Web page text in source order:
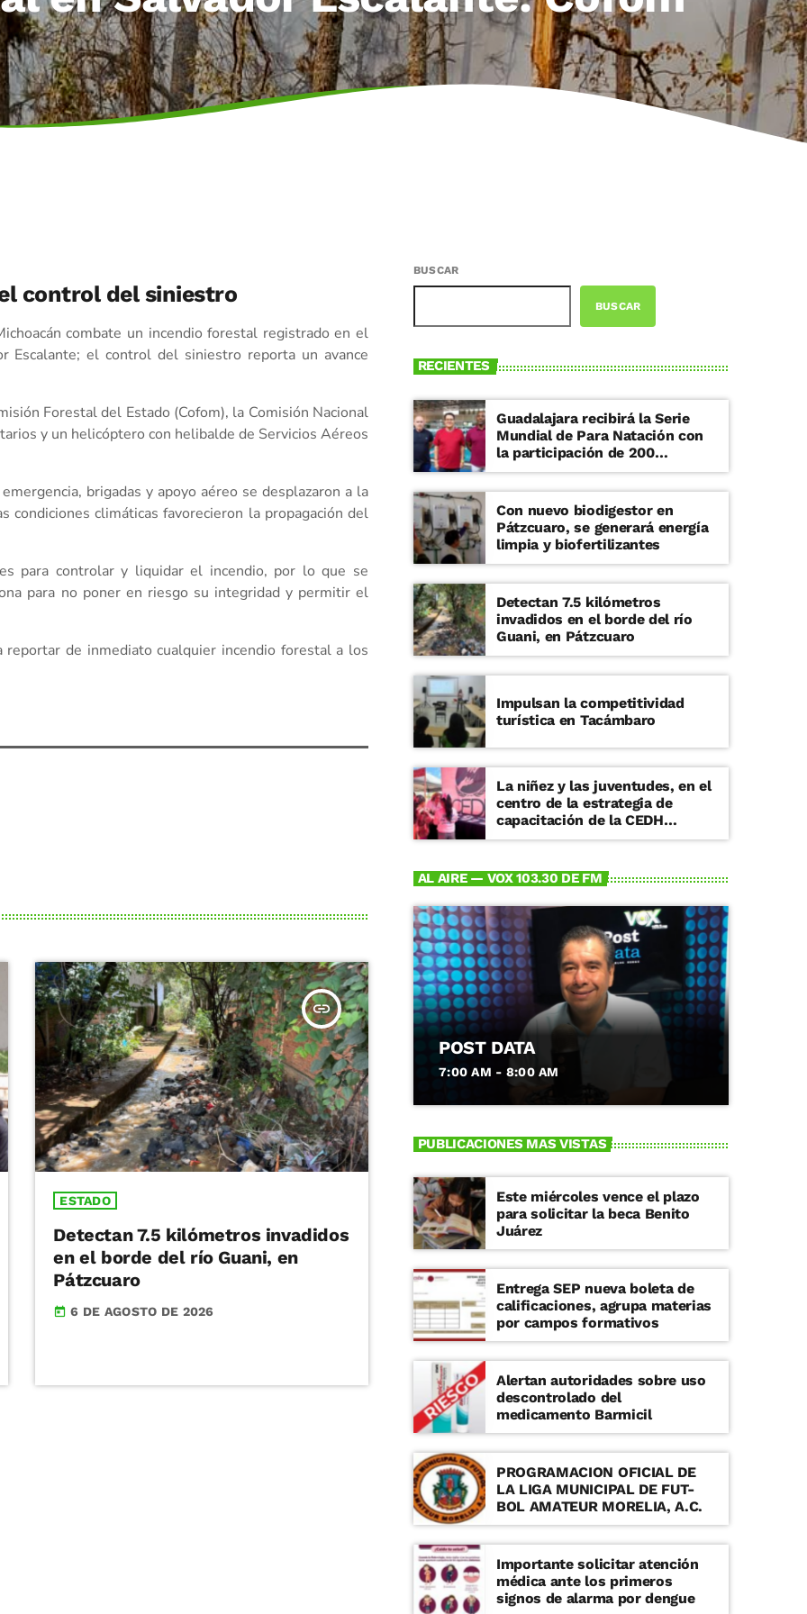
control del siniestro
combate un incendio forestal registrado en el
Escalante; el control del siniestro reporta un avance
Forestal del Estado (Cofom), la Comisión Nacional
y un helicóptero con helibalde de Servicios Aéreos
brigadas y apoyo aéreo se desplazaron a la
condiciones climáticas favorecieron la propagación del
para controlar y liquidar el incendio, por lo que se
para no poner en riesgo su integridad y permitir el
de inmediato cualquier incendio forestal a los
insert_link
ESTADO
Detectan 7.5 kilómetros invadidos
en el borde del río Guani, en
Pátzcuaro
today 6 DE AGOSTO DE 2026
BUSCAR
BUSCAR
RECIENTES
Guadalajara recibirá la Serie
Mundial de Para Natación con
la participación de 200
deportistas
Con nuevo biodigestor en
Pátzcuaro, se generará energía
limpia y biofertilizantes
Detectan 7.5 kilómetros
invadidos en el borde del río
Guani, en Pátzcuaro
Impulsan la competitividad
turística en Tacámbaro
La niñez y las juventudes, en el
centro de la estrategia de
capacitación de la CEDH
Michoacán
AL AIRE — VOX 103.30 DE FM
POST DATA
7:00 AM - 8:00 AM
PUBLICACIONES MAS VISTAS
Este miércoles vence el plazo
para solicitar la beca Benito
Juárez
Entrega SEP nueva boleta de
calificaciones, agrupa materias
por campos formativos
Alertan autoridades sobre uso
descontrolado del
medicamento Barmicil
PROGRAMACION OFICIAL DE
LA LIGA MUNICIPAL DE FUT-
BOL AMATEUR MORELIA, A.C.
Importante solicitar atención
médica ante los primeros
signos de alarma por dengue